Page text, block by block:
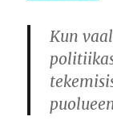
Kun